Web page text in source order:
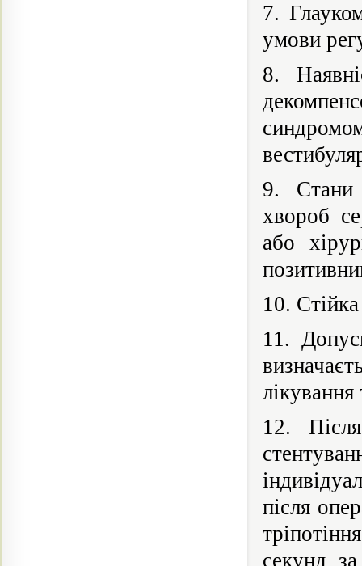
7.
умови
8.
9. Стани
хвороб
або
10.
11.
лікування
12.
після
секунд